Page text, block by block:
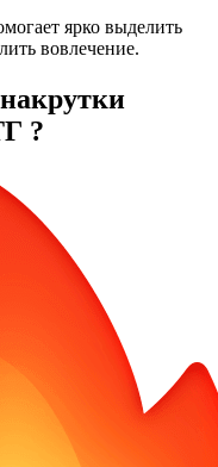
ярко выделить
вовлечение.
?